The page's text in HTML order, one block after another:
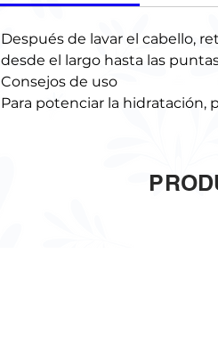
Después de lavar el cabello,
desde el largo hasta las
Consejos de uso
Para potenciar la hidratación,